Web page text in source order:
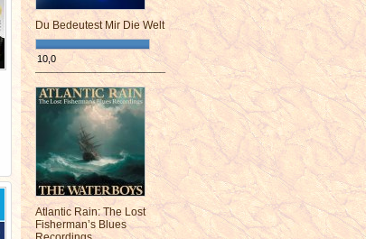
Du Bedeutest Mir Die Welt
10,0
¯¯¯¯¯¯¯¯¯¯¯¯¯¯¯¯¯¯¯¯¯¯¯¯
Atlantic Rain: The Lost
Fisherman’s Blues